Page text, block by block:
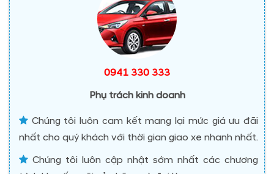
0941 330 333
Phụ trách kinh doanh
Chúng tôi luôn cam kết mang lại mức giá ưu đãi
nhất cho quý khách với thời gian giao xe nhanh nhất.
Chúng tôi luôn cập nhật sớm nhất các chương